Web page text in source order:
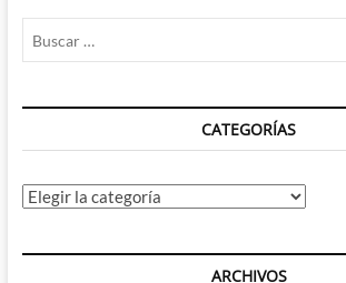
CATEGORÍAS
Categorías
ARCHIVOS